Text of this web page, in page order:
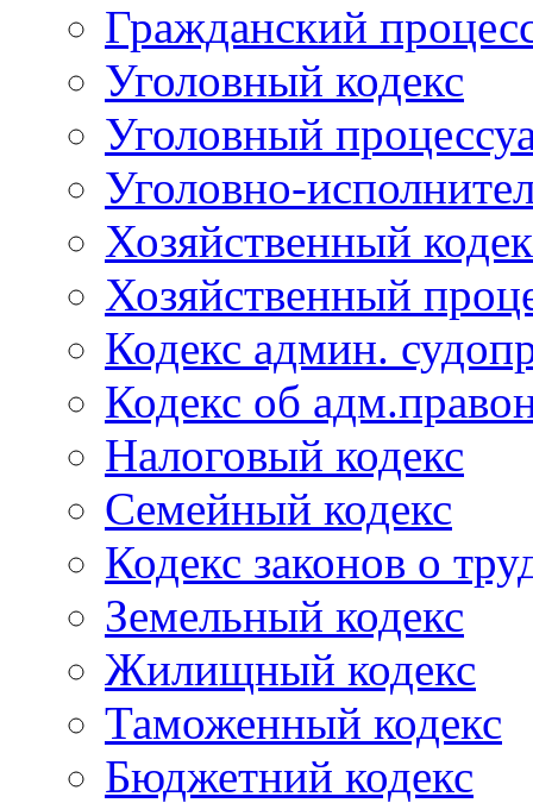
Гражданский
Уголовный кодекс
Уголовный
Уголовно-
Хозяйственный
Хозяйственный
Кодекс админ.
Кодекс об
Налоговый кодекс
Семейный кодекс
Кодекс законов о
Земельный кодекс
Жилищный кодекс
Таможенный кодекс
Бюджетний кодекс